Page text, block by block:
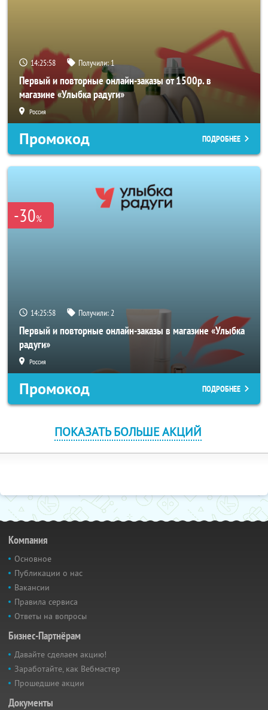
14:25:58 Получили:1
Первый и повторные онлайн-заказы от 1500р. в
магазине «Улыбка радуги»
Россия
Промокод ПОДРОБНЕЕ
-30%
14:25:58 Получили:2
Первый и повторные онлайн-заказы в магазине «Улыбка
радуги»
Россия
Промокод ПОДРОБНЕЕ
ПОКАЗАТЬ БОЛЬШЕ АКЦИЙ
Компания
Основное
Публикации о нас
Вакансии
Правила сервиса
Ответы на вопросы
Бизнес-Партнёрам
Давайте сделаем акцию!
Заработайте, как Вебмастер
Прошедшие акции
Документы